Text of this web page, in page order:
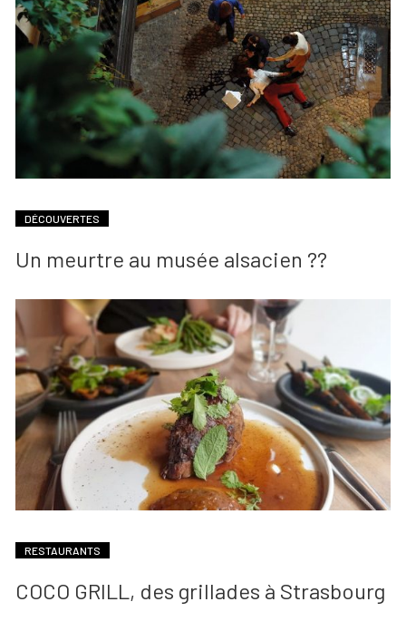
DÉCOUVERTES
Un meurtre au musée alsacien ??
RESTAURANTS
COCO GRILL, des grillades à Strasbourg